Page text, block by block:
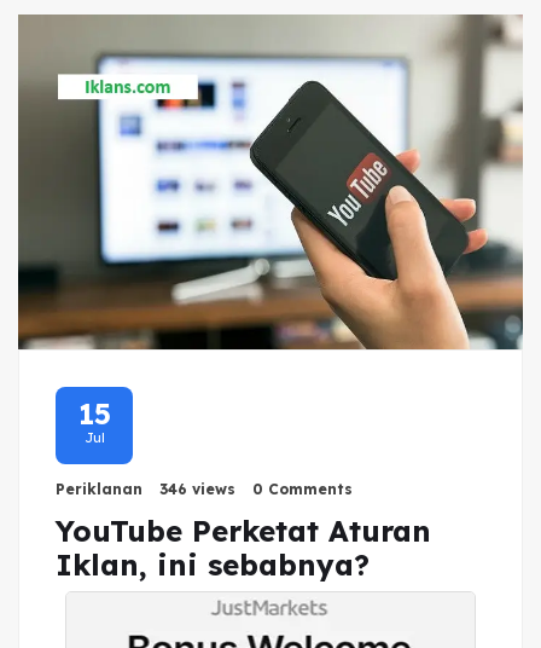
15
Jul
Periklanan 346 views 0 Comments
YouTube Perketat Aturan
Iklan, ini sebabnya?